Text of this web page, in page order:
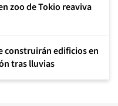
zoo de Tokio reaviva
construirán edificios en
tras lluvias